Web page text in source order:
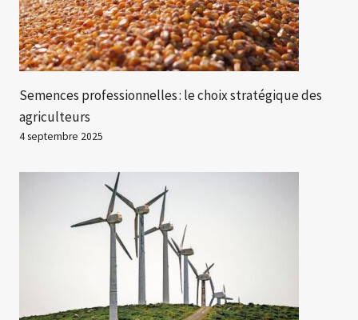
Semences professionnelles : le choix stratégique des
agriculteurs
4 septembre 2025